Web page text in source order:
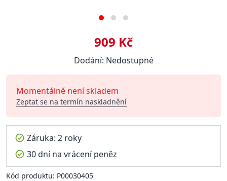
909 Kč
Dodání: Nedostupné
Momentálně není skladem
Zeptat se na termín naskladnění
Záruka: 2 roky
30 dní na vrácení peněz
Kód produktu: P00030405